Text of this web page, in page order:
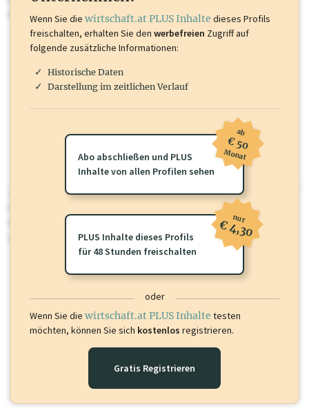
mehr.
wirtschaft.at PLUS
wirtschaft.at PLUS Inhalte
Sie momentan nicht einsehen können. Schalten Sie dieses Profil frei
oder loggen Sie sich ein um diese Inhalte zu sehen.
Wenn Sie die wirtschaft.at PLUS Inhalte dieses Profils
freischalten, erhalten Sie den werbefreien Zugriff auf
folgende zusätzliche Informationen:
Historische Daten
Darstellung im zeitlichen Verlauf
Abo abschließen und PLUS
Inhalte von allen Profilen sehen
ab
€ 50
Monat
PLUS Inhalte dieses Profils
für 48 Stunden freischalten
nur
€ 4,30
oder
Wenn Sie die wirtschaft.at PLUS Inhalte testen
möchten, können Sie sich kostenlos registrieren.
Gratis Registrieren